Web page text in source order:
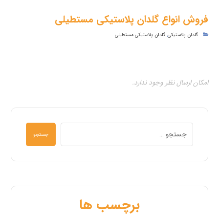
فروش انواع گلدان پلاستیکی مستطیلی
گلدان پلاستیکی,گلدان پلاستیکی مستطیلی
امکان ارسال نظر وجود ندارد.
جستجو
برچسب ها